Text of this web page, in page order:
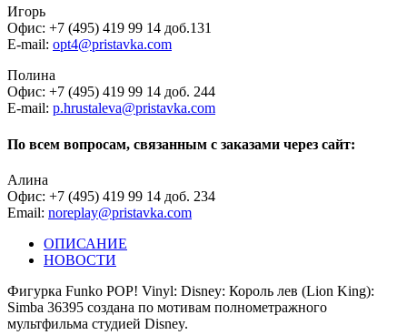
Игорь
Офис: +7 (495) 419 99 14 доб.131
E-mail: opt4@pristavka.com
Полина
Офис: +7 (495) 419 99 14 доб. 244
E-mail: p.hrustaleva@pristavka.com
По всем вопросам, связанным с заказами через сайт:
Алина
Офис: +7 (495) 419 99 14 доб. 234
Email: noreplay@pristavka.com
ОПИСАНИЕ
НОВОСТИ
Фигурка Funko POP! Vinyl: Disney: Король лев (Lion King):
Simba 36395 создана по мотивам полнометражного
мультфильма студией Disney.